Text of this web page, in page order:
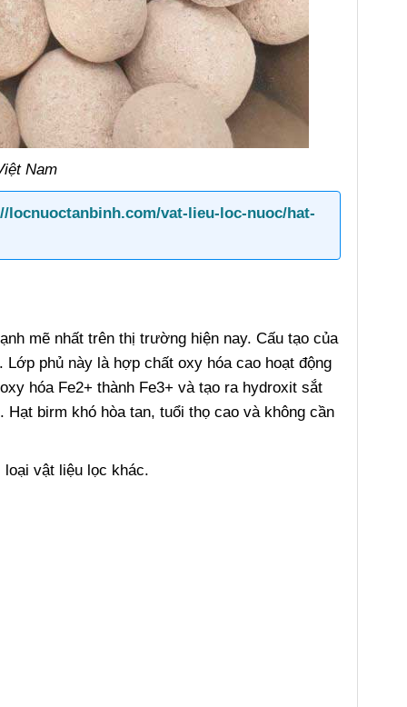
Nam
locnuoctanbinh.com/vat-lieu-loc-nuoc/hat-
mẽ nhất trên thị trường hiện nay. Cấu tạo của
phủ này là hợp chất oxy hóa cao hoạt động
hóa Fe2+ thành Fe3+ và tạo ra hydroxit sắt
birm khó hòa tan, tuổi thọ cao và không cần
vật liệu lọc khác.